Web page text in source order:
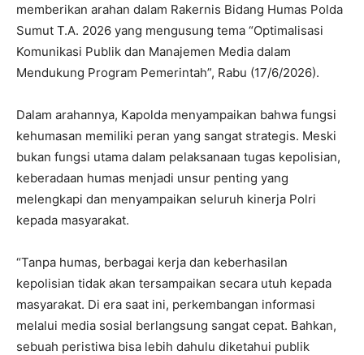
memberikan arahan dalam Rakernis Bidang Humas Polda
Sumut T.A. 2026 yang mengusung tema “Optimalisasi
Komunikasi Publik dan Manajemen Media dalam
Mendukung Program Pemerintah”, Rabu (17/6/2026).
Dalam arahannya, Kapolda menyampaikan bahwa fungsi
kehumasan memiliki peran yang sangat strategis. Meski
bukan fungsi utama dalam pelaksanaan tugas kepolisian,
keberadaan humas menjadi unsur penting yang
melengkapi dan menyampaikan seluruh kinerja Polri
kepada masyarakat.
“Tanpa humas, berbagai kerja dan keberhasilan
kepolisian tidak akan tersampaikan secara utuh kepada
masyarakat. Di era saat ini, perkembangan informasi
melalui media sosial berlangsung sangat cepat. Bahkan,
sebuah peristiwa bisa lebih dahulu diketahui publik